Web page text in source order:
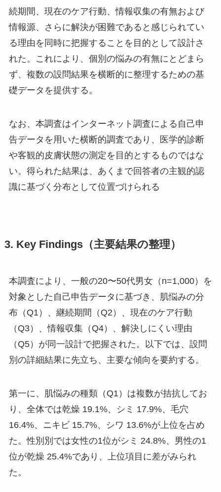
続期間、現在のケア行動、情報収集の有無および
情報源、さらに解決が困難であると感じられてい
る理由を同時に把握することを目的として設計さ
れた。これにより、個別の悩みの有無にとどまら
ず、複数の設問結果を横断的に整理するための基
礎データを提供する。
なお、本調査はインターネット調査による自己申
告データを用いた横断的調査であり、医学的診断
や客観的皮膚状態の測定を目的とするものではな
い。得られた結果は、あくまで回答者の主観的認
識に基づく分布として位置づけられる
3. Key Findings（主要結果の整理）
本調査により、一般の20〜50代男女（n=1,000）を
対象とした自己申告データに基づき、肌悩みの分
布（Q1）、継続期間（Q2）、現在のケア行動
（Q3）、情報収集（Q4）、解決しにくい理由
（Q5）が同一設計で把握された。以下では、設問
別の詳細結果に先立ち、主要な傾向を要約する。
第一に、肌悩みの種類（Q1）は複数が拮抗してお
り、全体では乾燥 19.1%、シミ 17.9%、毛穴
16.4%、ニキビ 15.7%、シワ 13.6%が上位を占め
た。性別別では女性の1位がシミ 24.8%、男性の1
位が乾燥 25.4%であり、上位項目に差がみられ
た。